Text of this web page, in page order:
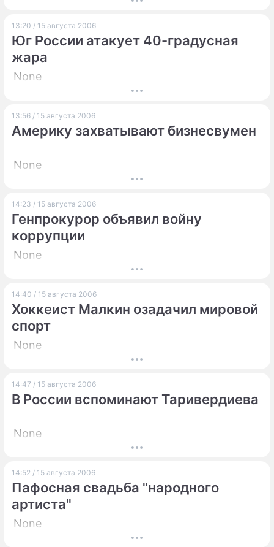
13:20 / 15 августа 2006
Юг России атакует 40-градусная
жара
None
13:56 / 15 августа 2006
Америку захватывают бизнесвумен
None
14:23 / 15 августа 2006
Генпрокурор объявил войну
коррупции
None
14:40 / 15 августа 2006
Хоккеист Малкин озадачил мировой
спорт
None
14:47 / 15 августа 2006
В России вспоминают Таривердиева
None
14:52 / 15 августа 2006
Пафосная свадьба "народного
артиста"
None